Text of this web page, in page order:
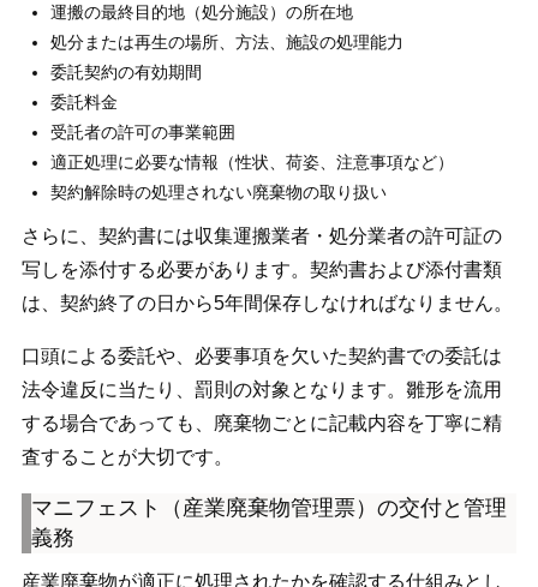
運搬の最終目的地（処分施設）の所在地
処分または再生の場所、方法、施設の処理能力
委託契約の有効期間
委託料金
受託者の許可の事業範囲
適正処理に必要な情報（性状、荷姿、注意事項など）
契約解除時の処理されない廃棄物の取り扱い
さらに、契約書には収集運搬業者・処分業者の許可証の
写しを添付する必要があります。契約書および添付書類
は、契約終了の日から5年間保存しなければなりません。
口頭による委託や、必要事項を欠いた契約書での委託は
法令違反に当たり、罰則の対象となります。雛形を流用
する場合であっても、廃棄物ごとに記載内容を丁寧に精
査することが大切です。
マニフェスト（産業廃棄物管理票）の交付と管理
義務
産業廃棄物が適正に処理されたかを確認する仕組みとし